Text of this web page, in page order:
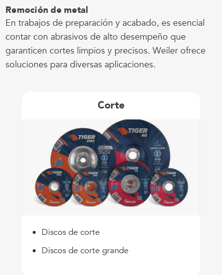
Remoción de metal
En trabajos de preparación y acabado, es esencial
contar con abrasivos de alto desempeño que
garanticen cortes limpios y precisos. Weiler ofrece
soluciones para diversas aplicaciones.
Corte
Discos de corte
Discos de corte grande